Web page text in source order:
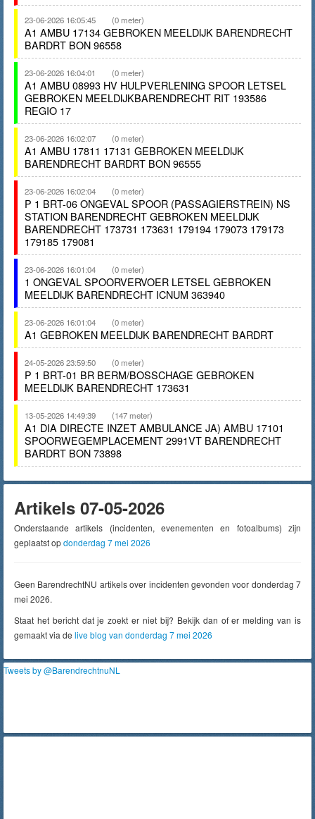
23-06-2026 16:05:45 (0 meter)
A1 AMBU 17134 GEBROKEN MEELDIJK BARENDRECHT
BARDRT BON 96558
23-06-2026 16:04:01 (0 meter)
A1 AMBU 08993 HV HULPVERLENING SPOOR LETSEL
GEBROKEN MEELDIJKBARENDRECHT RIT 193586
REGIO 17
23-06-2026 16:02:07 (0 meter)
A1 AMBU 17811 17131 GEBROKEN MEELDIJK
BARENDRECHT BARDRT BON 96555
23-06-2026 16:02:04 (0 meter)
P 1 BRT-06 ONGEVAL SPOOR (PASSAGIERSTREIN) NS
STATION BARENDRECHT GEBROKEN MEELDIJK
BARENDRECHT 173731 173631 179194 179073 179173
179185 179081
23-06-2026 16:01:04 (0 meter)
1 ONGEVAL SPOORVERVOER LETSEL GEBROKEN
MEELDIJK BARENDRECHT ICNUM 363940
23-06-2026 16:01:04 (0 meter)
A1 GEBROKEN MEELDIJK BARENDRECHT BARDRT
24-05-2026 23:59:50 (0 meter)
P 1 BRT-01 BR BERM/BOSSCHAGE GEBROKEN
MEELDIJK BARENDRECHT 173631
13-05-2026 14:49:39 (147 meter)
A1 DIA DIRECTE INZET AMBULANCE JA) AMBU 17101
SPOORWEGEMPLACEMENT 2991VT BARENDRECHT
BARDRT BON 73898
Artikels 07-05-2026
Onderstaande artikels (incidenten, evenementen en fotoalbums) zijn
geplaatst opdonderdag 7 mei 2026
Geen BarendrechtNU artikels over incidenten gevonden voor donderdag 7
mei 2026.
Staat het bericht dat je zoekt er niet bij? Bekijk dan of er melding van is
gemaakt via de live blog van donderdag 7 mei 2026
Tweets by @BarendrechtnuNL